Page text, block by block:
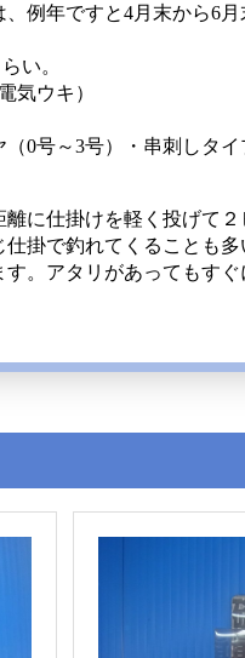
例年ですと4月末から6
い。
気ウキ）
0号～3号）・串刺しタ
に仕掛けを軽く投げて
掛で釣れてくることも多
。アタリがあってもす